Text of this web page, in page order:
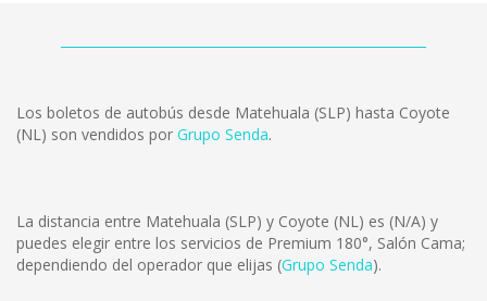
Los boletos de autobús desde Matehuala (SLP) hasta Coyote
(NL) son vendidos por Grupo Senda.
La distancia entre Matehuala (SLP) y Coyote (NL) es (N/A) y
puedes elegir entre los servicios de Premium 180°, Salón Cama;
dependiendo del operador que elijas (Grupo Senda).